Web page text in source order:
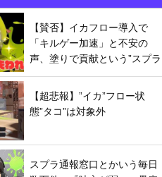
【賛否】イカフロー導入で
「キルゲー加速」と不安の
声、塗りで貢献という”スプラ
らしさ”は失われてしまうのか
【超悲報】”イカ”フロー状
態”タコ”は対象外
スプラ通報窓口とかいう毎日